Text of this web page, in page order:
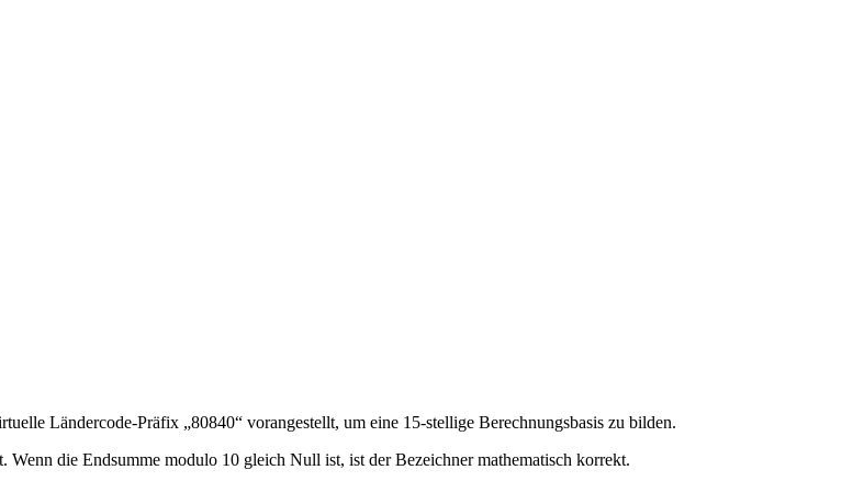
Ländercode-Präfix „80840“ vorangestellt, um eine 15-stellige Berechnungsbasis zu bilden.
die Endsumme modulo 10 gleich Null ist, ist der Bezeichner mathematisch korrekt.